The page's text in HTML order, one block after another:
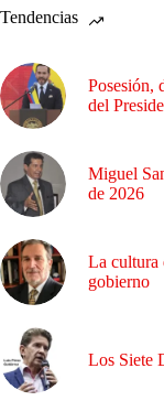
Tendencias
Posesión,
del
Miguel
de 2026
La cultura
gobierno
Los Siete